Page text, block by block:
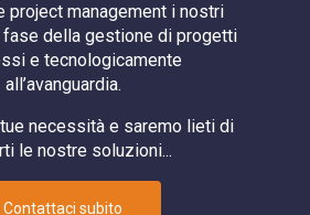
project management i nostri
fase della gestione di progetti
e tecnologicamente
all’avanguardia.
necessità e saremo lieti di
le nostre soluzioni...
Contattaci subito